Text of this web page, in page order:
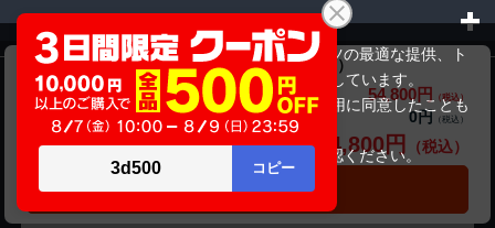
富士通 LIFEBOOK A5511/G （中古パソコン）
商品価格(税込) 54,800円
オプション小計価格(税込)
0円
商品合計価格(税込)
54,800円
カートに入れる
お問い合わせ
受付時間：10:00~19:00(休業:日曜日)
当サイトでは利用体験の向上およびコンテンツの最適な提供、ト
ラフィックの分析を目的としてCookieを使用しています。
サイトの閲覧を継続された場合、Cookieの利用に同意したことも
のといたします。
をご確認ください。
承諾する